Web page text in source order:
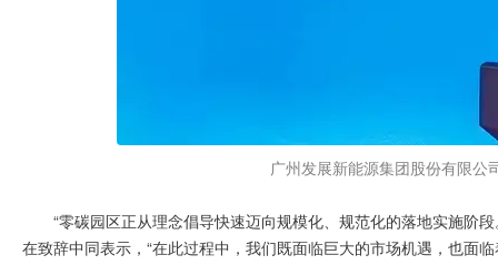
广州发展新能源集团股份有限公
“零碳园区正从理念倡导快速迈向规模化、规范化的落地实施阶
在致辞中同表示，“在此过程中，我们既面临巨大的市场机遇，也面